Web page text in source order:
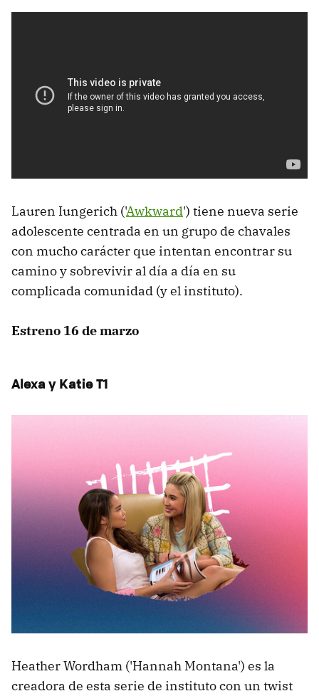
Lauren Iungerich ('Awkward') tiene nueva serie
adolescente centrada en un grupo de chavales
con mucho carácter que intentan encontrar su
camino y sobrevivir al día a día en su
complicada comunidad (y el instituto).
Estreno 16 de marzo
Alexa y Katie T1
Heather Wordham ('Hannah Montana') es la
creadora de esta serie de instituto con un twist